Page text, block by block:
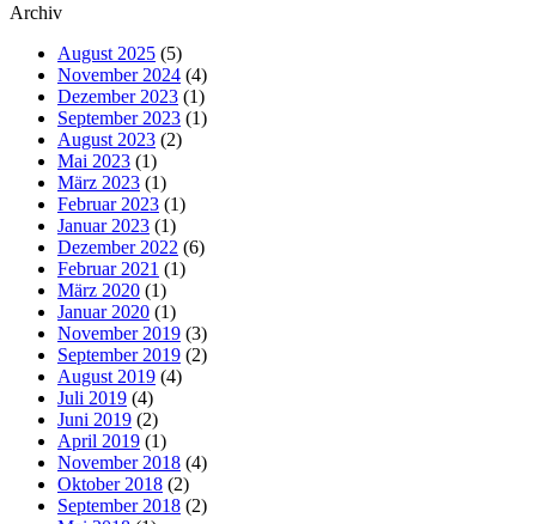
Archiv
August 2025 (5)
November 2024 (4)
Dezember 2023 (1)
September 2023 (1)
August 2023 (2)
Mai 2023 (1)
März 2023 (1)
Februar 2023 (1)
Januar 2023 (1)
Dezember 2022 (6)
Februar 2021 (1)
März 2020 (1)
Januar 2020 (1)
November 2019 (3)
September 2019 (2)
August 2019 (4)
Juli 2019 (4)
Juni 2019 (2)
April 2019 (1)
November 2018 (4)
Oktober 2018 (2)
September 2018 (2)